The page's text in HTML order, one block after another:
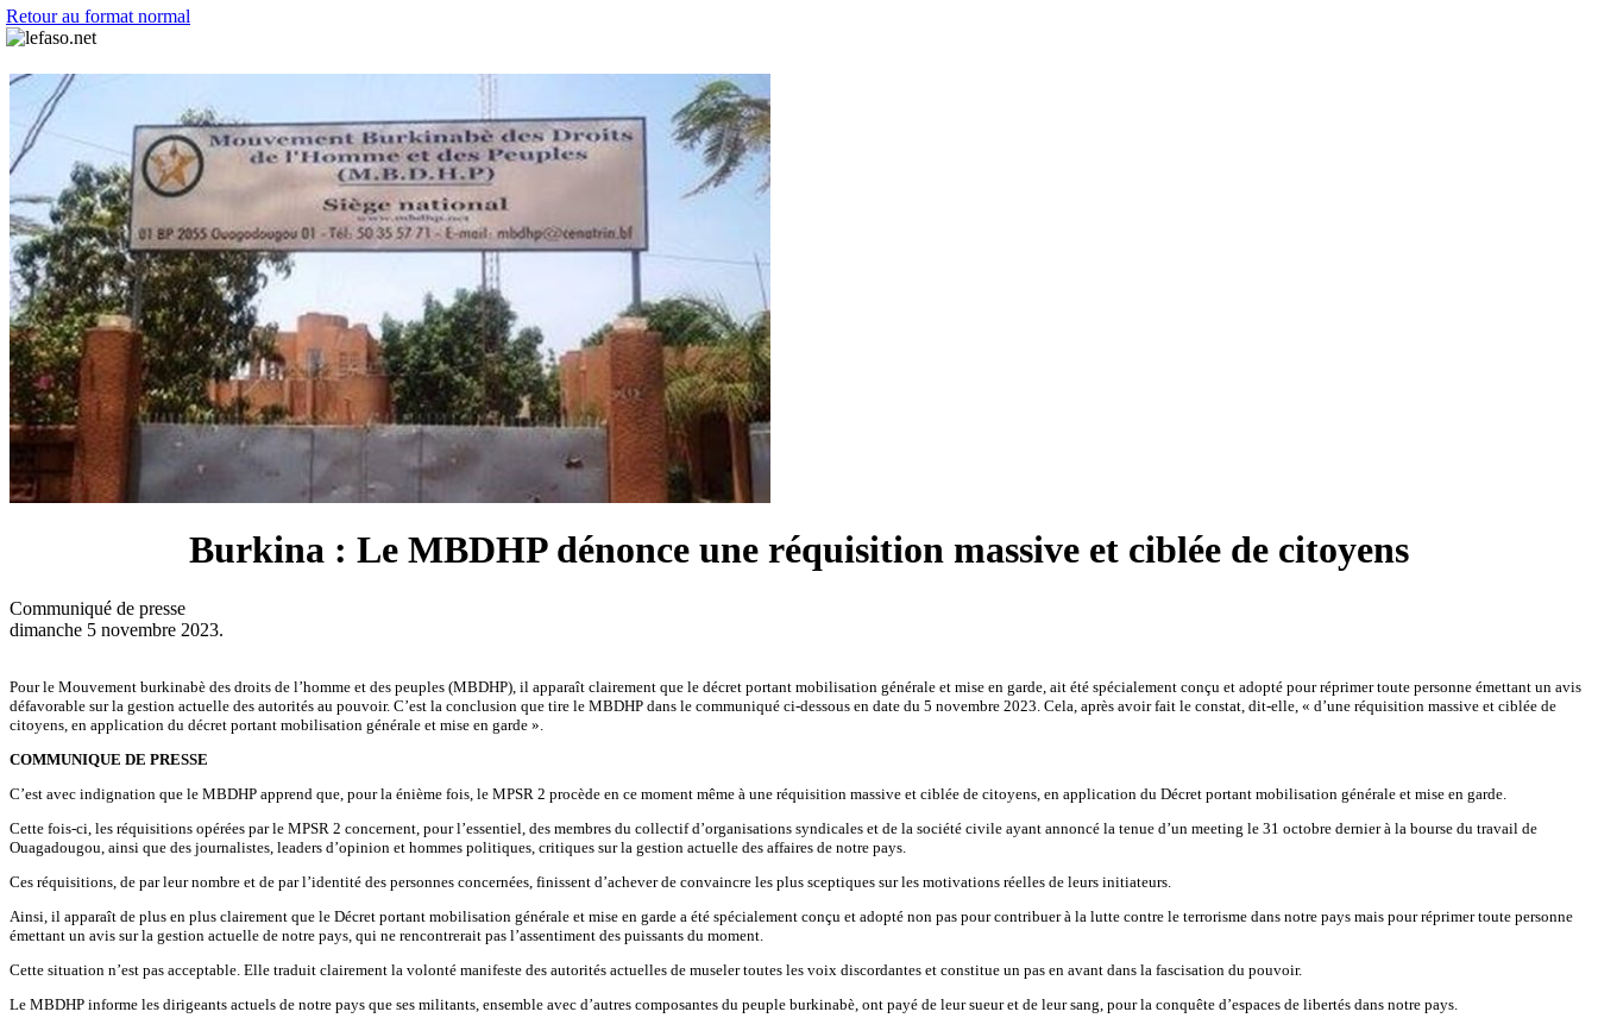
Retour au format normal
Burkina : Le MBDHP dénonce une réquisition massive et ciblée de citoyens
Communiqué de presse
dimanche 5 novembre 2023.
Pour le Mouvement burkinabè des droits de l’homme et des peuples (MBDHP), il apparaît clairement que le décret portant mobilisation générale et mise en garde, ait été spécialement conçu et adopté pour réprimer toute personne émettant un avis
défavorable sur la gestion actuelle des autorités au pouvoir. C’est la conclusion que tire le MBDHP dans le communiqué ci-dessous en date du 5 novembre 2023. Cela, après avoir fait le constat, dit-elle, « d’une réquisition massive et ciblée de
citoyens, en application du décret portant mobilisation générale et mise en garde ».
COMMUNIQUE DE PRESSE
C’est avec indignation que le MBDHP apprend que, pour la énième fois, le MPSR 2 procède en ce moment même à une réquisition massive et ciblée de citoyens, en application du Décret portant mobilisation générale et mise en garde.
Cette fois-ci, les réquisitions opérées par le MPSR 2 concernent, pour l’essentiel, des membres du collectif d’organisations syndicales et de la société civile ayant annoncé la tenue d’un meeting le 31 octobre dernier à la bourse du travail de
Ouagadougou, ainsi que des journalistes, leaders d’opinion et hommes politiques, critiques sur la gestion actuelle des affaires de notre pays.
Ces réquisitions, de par leur nombre et de par l’identité des personnes concernées, finissent d’achever de convaincre les plus sceptiques sur les motivations réelles de leurs initiateurs.
Ainsi, il apparaît de plus en plus clairement que le Décret portant mobilisation générale et mise en garde a été spécialement conçu et adopté non pas pour contribuer à la lutte contre le terrorisme dans notre pays mais pour réprimer toute personne
émettant un avis sur la gestion actuelle de notre pays, qui ne rencontrerait pas l’assentiment des puissants du moment.
Cette situation n’est pas acceptable. Elle traduit clairement la volonté manifeste des autorités actuelles de museler toutes les voix discordantes et constitue un pas en avant dans la fascisation du pouvoir.
Le MBDHP informe les dirigeants actuels de notre pays que ses militants, ensemble avec d’autres composantes du peuple burkinabè, ont payé de leur sueur et de leur sang, pour la conquête d’espaces de libertés dans notre pays.